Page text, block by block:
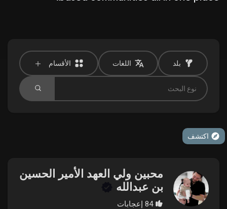
منتجاتي
مجموعاتي
اكتشف الصفحات
اللغات الأقسام
اكتشف
محبين ولي العهد الأمير الحسين
بن عبدالله
84 إعجابات